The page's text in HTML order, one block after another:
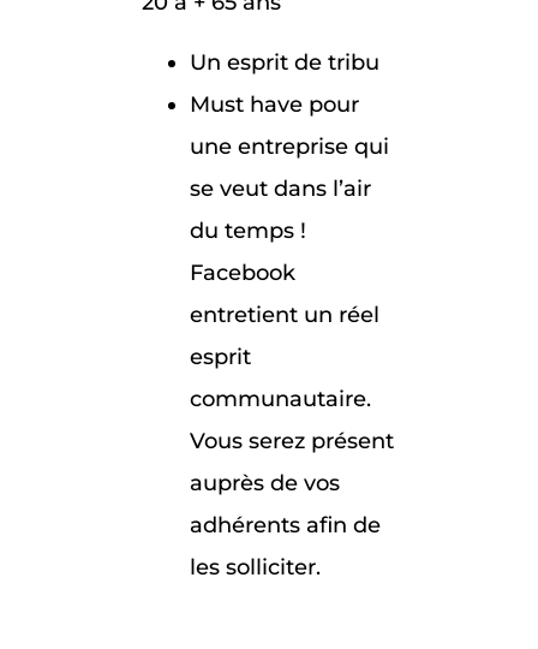
Un esprit de tribu
Must have pour
une entreprise qui
se veut dans l’air
du temps !
Facebook
entretient un réel
esprit
communautaire.
Vous serez présent
auprès de vos
adhérents afin de
les solliciter.